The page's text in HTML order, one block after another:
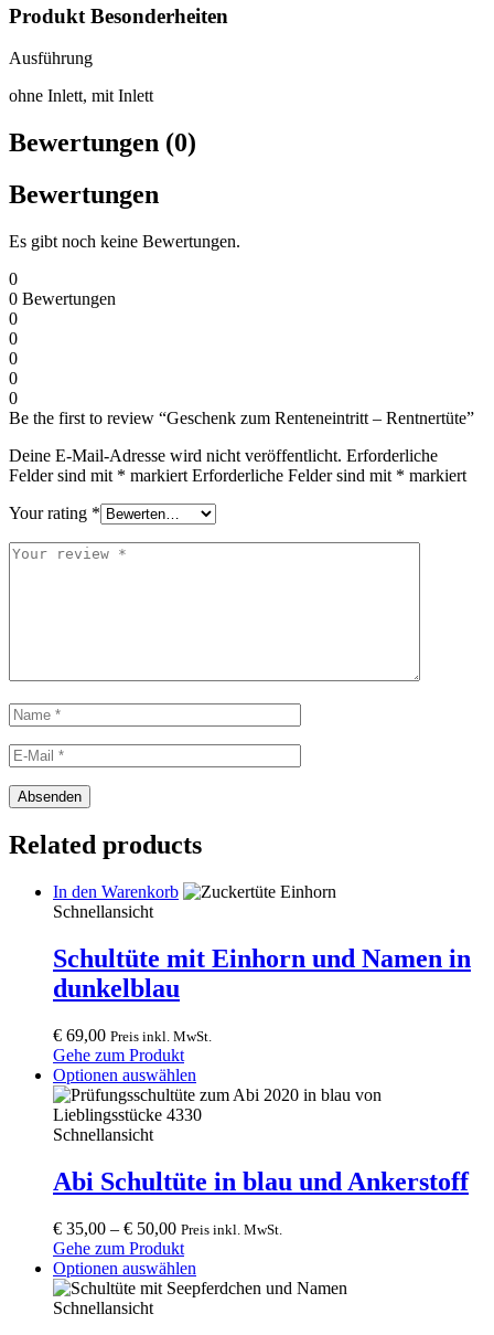
Produkt Besonderheiten
Ausführung
ohne Inlett, mit Inlett
Bewertungen (0)
Bewertungen
Es gibt noch keine Bewertungen.
0
0 Bewertungen
0
0
0
0
0
Be the first to review “Geschenk zum Renteneintritt – Rentnertüte”
Deine E-Mail-Adresse wird nicht veröffentlicht. Erforderliche
Felder sind mit * markiert Erforderliche Felder sind mit * markiert
Your rating *
Related products
In den Warenkorb
Schnellansicht
Schultüte mit Einhorn und Namen in
dunkelblau
€ 69,00 Preis inkl. MwSt.
Gehe zum Produkt
Optionen auswählen
product
has
The
options
be
on
the
Schnellansicht
Abi Schultüte in blau und Ankerstoff
€ 35,00 – € 50,00 Preis inkl. MwSt.
Gehe zum Produkt
Optionen auswählen
product
Schnellansicht